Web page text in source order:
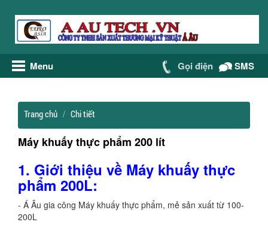
Menu Gọi điện SMS
Trang chủ Chi tiết
Máy khuấy thực phẩm 200 lít
1. Giới thiệu về Máy khuấy thực
phẩm 200L:
- Á Âu gia công Máy khuấy thực phẩm, mẻ sản xuất từ 100-
200L